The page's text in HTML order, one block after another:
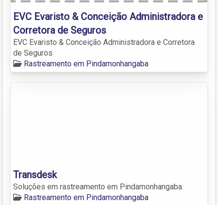
EVC Evaristo & Conceição Administradora e
Corretora de Seguros
EVC Evaristo & Conceição Administradora e Corretora
de Seguros
Rastreamento em Pindamonhangaba
Transdesk
Soluções em rastreamento em Pindamonhangaba.
Rastreamento em Pindamonhangaba